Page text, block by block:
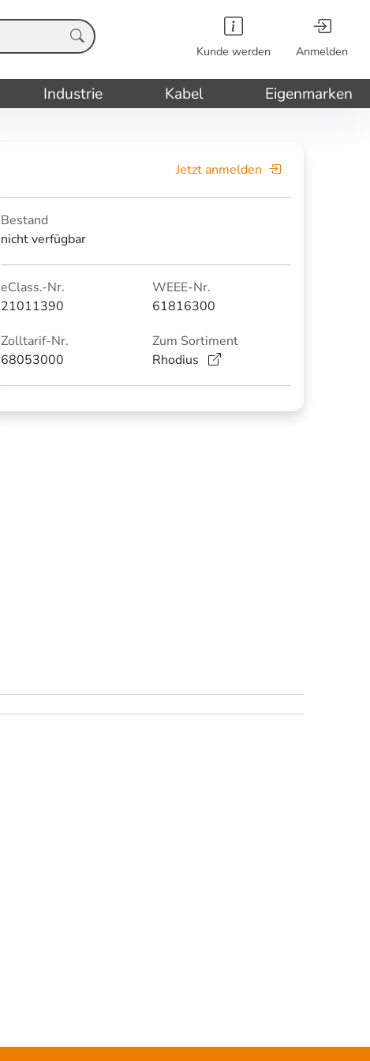
Kunde werden Anmelden
Industrie Kabel Eigenmarken
Jetzt anmelden
Bestand
nicht verfügbar
eClass.-Nr.
21011390
WEEE-Nr.
61816300
Zolltarif-Nr.
68053000
Zum Sortiment
Rhodius